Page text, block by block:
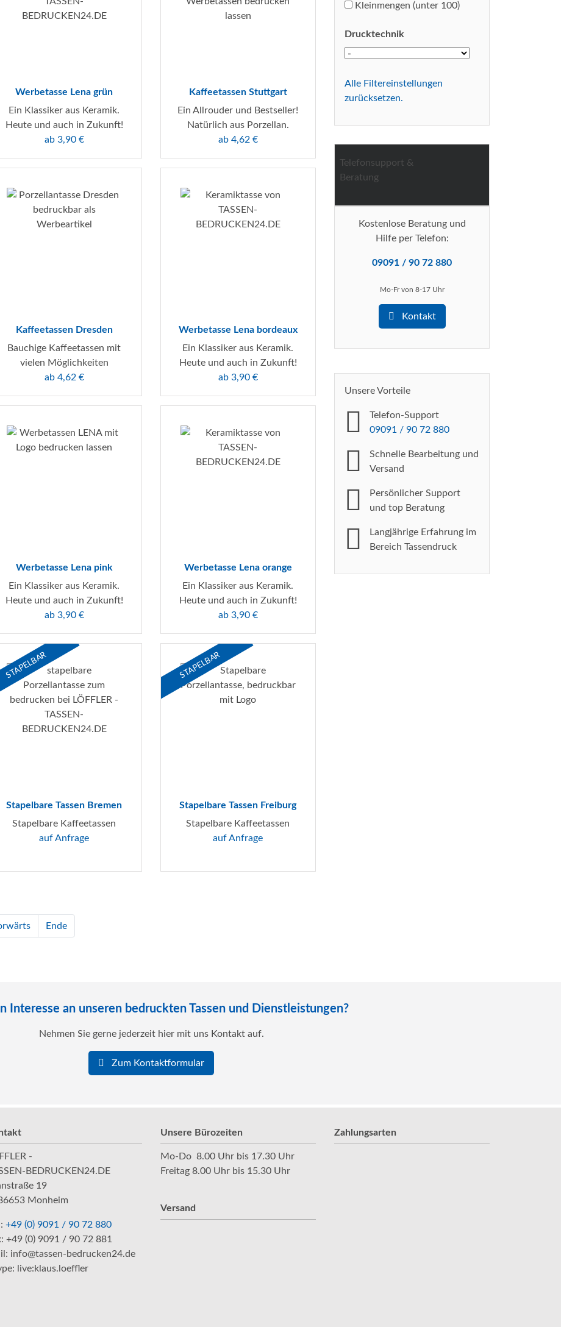
Werbetasse Lena grün
Ein Klassiker aus Keramik.
Heute und auch in Zukunft!
ab 3,90 €
Kaffeetassen Stuttgart
Ein Allrouder und Bestseller!
Natürlich aus Porzellan.
ab 4,62 €
Kaffeetassen Dresden
Bauchige Kaffeetassen mit
vielen Möglichkeiten
ab 4,62 €
Werbetasse Lena bordeaux
Ein Klassiker aus Keramik.
Heute und auch in Zukunft!
ab 3,90 €
Werbetasse Lena pink
Ein Klassiker aus Keramik.
Heute und auch in Zukunft!
ab 3,90 €
Werbetasse Lena orange
Ein Klassiker aus Keramik.
Heute und auch in Zukunft!
ab 3,90 €
Stapelbare Tassen Bremen
Stapelbare Kaffeetassen
auf Anfrage
STAPELBAR
Stapelbare Tassen Freiburg
Stapelbare Kaffeetassen
auf Anfrage
STAPELBAR
Ende
Kleinmengen (unter 100)
Drucktechnik
Alle Filtereinstellungen
zurücksetzen.
Telefonsupport &
Beratung
Kostenlose Beratung und
Hilfe per Telefon:
09091 / 90 72 880
Mo-Fr von 8-17 Uhr
Kontakt
Unsere Vorteile
Telefon-Support
09091 / 90 72 880
Schnelle Bearbeitung und
Versand
Persönlicher Support
und top Beratung
Langjährige Erfahrung im
Bereich Tassendruck
Interesse an unseren bedruckten Tassen und Dienstleistungen?
Nehmen Sie gerne jederzeit hier mit uns Kontakt auf.
Zum Kontaktformular
-
BEDRUCKEN24.DE
19
Monheim
+49 (0) 9091 / 90 72 880
+49 (0) 9091 / 90 72 881
info@tassen-bedrucken24.de
live:klaus.loeffler
Unsere Bürozeiten
Mo-Do 8.00 Uhr bis 17.30 Uhr
Freitag 8.00 Uhr bis 15.30 Uhr
Versand
Zahlungsarten